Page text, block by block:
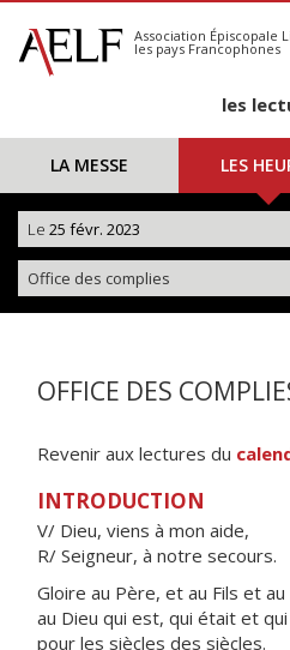
S'abonner
Calendrier
Association Épiscopale
les pays Francophones
les
LA MESSE LES
Le 25 févr. 2023
Office des complies
OFFICE DES
Revenir aux lectures du
INTRODUCTION
V/ Dieu, viens à mon aide,
R/ Seigneur, à notre secours.
Gloire au Père, et au Fils et
au Dieu qui est, qui était et
pour les siècles des siècles.